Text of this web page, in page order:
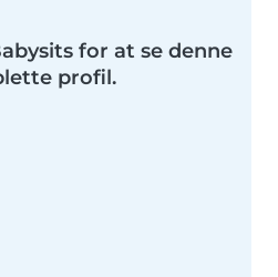
for at se denne
profil.